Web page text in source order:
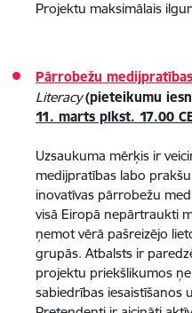
Projektu maksimālais
Pārrobežu
Literacy (pieteikumu
11. marts plkst. 17.00
Uzsaukuma mērķis ir
medijpratības labo
inovatīvas pārrobežu
visā Eiropā nepārtraukti
ņemot vērā pašreizējo
grupās. Atbalsts ir
projektu priekšlikumos
sabiedrības iesaistīšanos